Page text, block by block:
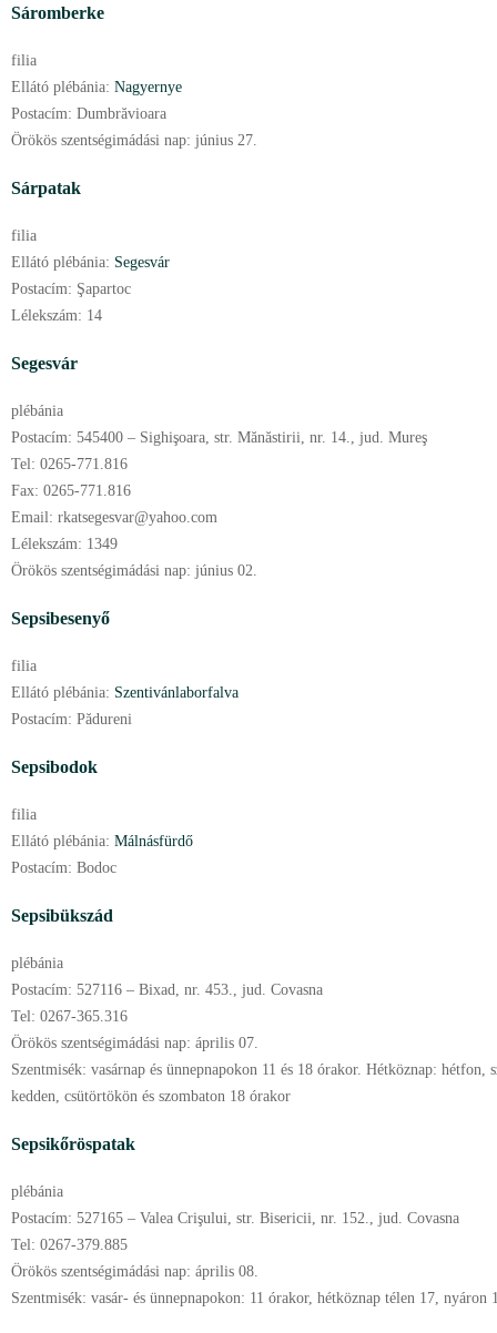
Sáromberke
filia
Ellátó plébánia: Nagyernye
Postacím: Dumbrăvioara
Örökös szentségimádási nap: június 27.
Sárpatak
filia
Ellátó plébánia: Segesvár
Postacím: Şapartoc
Lélekszám: 14
Segesvár
plébánia
Postacím: 545400 – Sighişoara, str. Mănăstirii, nr. 14., jud. Mureş
Tel: 0265-771.816
Fax: 0265-771.816
Email: rkatsegesvar@yahoo.com
Lélekszám: 1349
Örökös szentségimádási nap: június 02.
Sepsibesenyő
filia
Ellátó plébánia: Szentivánlaborfalva
Postacím: Pădureni
Sepsibodok
filia
Ellátó plébánia: Málnásfürdő
Postacím: Bodoc
Sepsibükszád
plébánia
Postacím: 527116 – Bixad, nr. 453., jud. Covasna
Tel: 0267-365.316
Örökös szentségimádási nap: április 07.
Szentmisék: vasárnap és ünnepnapokon 11 és 18 órakor. Hétköznap: hétfon,
kedden, csütörtökön és szombaton 18 órakor
Sepsikőröspatak
plébánia
Postacím: 527165 – Valea Crişului, str. Bisericii, nr. 152., jud. Covasna
Tel: 0267-379.885
Örökös szentségimádási nap: április 08.
Szentmisék: vasár- és ünnepnapokon: 11 órakor, hétköznap télen 17, nyáron